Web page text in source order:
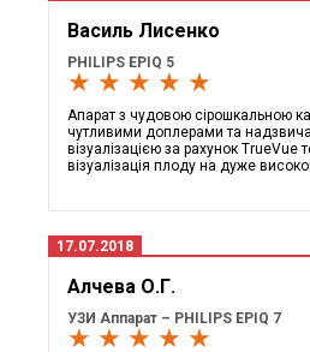
Василь Лисенко
PHILIPS EPIQ 5
★ ★ ★ ★ ★
Апарат з чудовою сірошкальною
чутливими доплерами та
візуалізацією за рахунок TrueVue
візуалізація плоду на дуже
17.07.2018
Алчева О.Г.
УЗИ Аппарат – PHILIPS EPIQ 7
★ ★ ★ ★ ★